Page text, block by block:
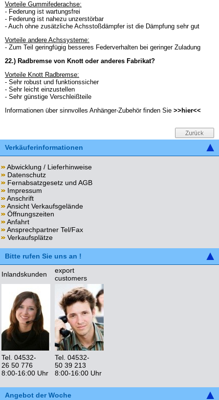
Vorteile Gummifederachse:
- Federung ist wartungsfrei
- Federung ist nahezu unzerstörbar
- Auch ohne zusätzliche Achsstoßdämpfer ist die Dämpfung sehr gut
Vorteile andere Achssysteme:
- Zum Teil geringfügig besseres Federverhalten bei geringer Zuladung
22.) Radbremse von Knott oder anderes Fabrikat?
Vorteile Knott Radbremse:
- Sehr robust und funktionssicher
- Sehr leicht einzustellen
- Sehr günstige Verschleißteile
Informationen über sinnvolles Anhänger-Zubehör finden Sie >>hier<<
Verkäuferinformationen
Abwicklung / Lieferhinweise
Datenschutz
Fernabsatzgesetz und AGB
Impressum
Anschrift
Ansicht Verkaufsgelände
Öffnungszeiten
Anfahrt
Ansprechpartner Tel/Fax
Verkaufsplätze
Bitte rufen Sie uns an !
Inlandskunden
export
customers
Tel. 04532-
26 50 776
8:00-16:00 Uhr
Tel. 04532-
50 39 213
8:00-16:00 Uhr
Angebot der Woche